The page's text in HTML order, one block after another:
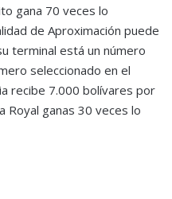
gana 70 veces lo
de Aproximación puede
terminal está un número
seleccionado en el
recibe 7.000 bolívares por
Royal ganas 30 veces lo